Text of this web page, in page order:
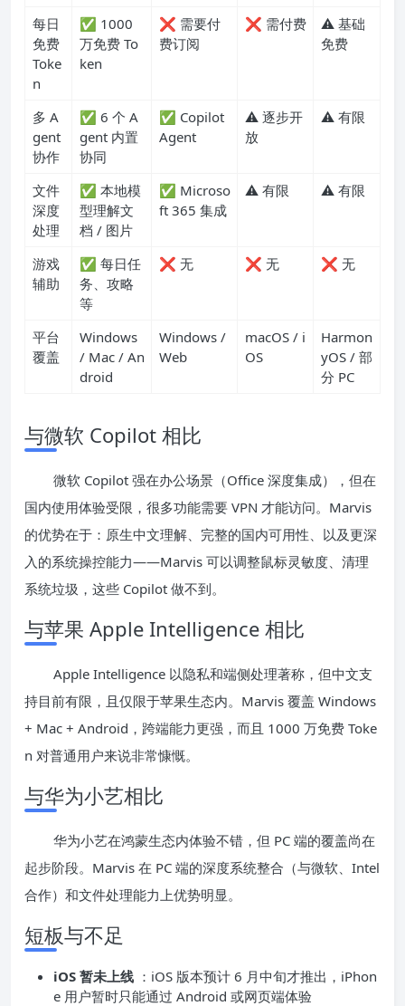
每日
免费
Toke
n
✅ 1000
万免费 To
ken
❌ 需要付
费订阅
❌ 需付费
⚠️ 基础
免费
多 A
gent
协作
✅ 6 个 A
gent 内置
协同
✅ Copilot
Agent
⚠️ 逐步开
放
⚠️ 有限
文件
深度
处理
✅ 本地模
型理解文
档 / 图片
✅ Microso
ft 365 集成
⚠️ 有限 ⚠️ 有限
游戏
辅助
✅ 每日任
务、攻略
等
❌ 无 ❌ 无 ❌ 无
平台
覆盖
Windows
/ Mac / An
droid
Windows /
Web
macOS / i
OS
Harmon
yOS / 部
分 PC
与微软 Copilot 相比
微软 Copilot 强在办公场景（Office 深度集成），但在
国内使用体验受限，很多功能需要 VPN 才能访问。Marvis
的优势在于：原生中文理解、完整的国内可用性、以及更深
入的系统操控能力——Marvis 可以调整鼠标灵敏度、清理
系统垃圾，这些 Copilot 做不到。
与苹果 Apple Intelligence 相比
Apple Intelligence 以隐私和端侧处理著称，但中文支
持目前有限，且仅限于苹果生态内。Marvis 覆盖 Windows
+ Mac + Android，跨端能力更强，而且 1000 万免费 Toke
n 对普通用户来说非常慷慨。
与华为小艺相比
华为小艺在鸿蒙生态内体验不错，但 PC 端的覆盖尚在
起步阶段。Marvis 在 PC 端的深度系统整合（与微软、Intel
合作）和文件处理能力上优势明显。
短板与不足
iOS 暂未上线 ：iOS 版本预计 6 月中旬才推出，iPhon
e 用户暂时只能通过 Android 或网页端体验